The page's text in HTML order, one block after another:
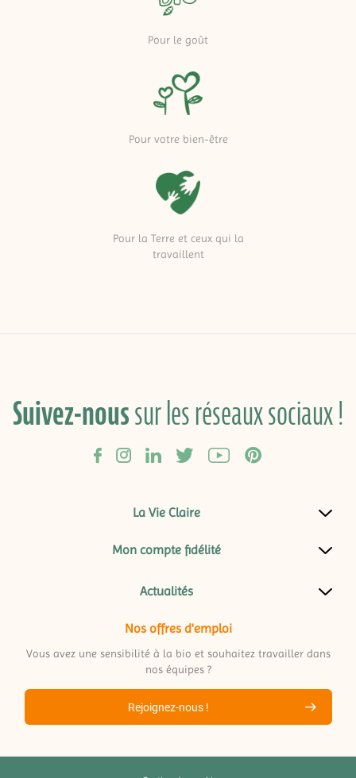
Pour le goût
Pour votre bien-être
Pour la Terre et ceux qui la
travaillent
Suivez-noussur les réseaux sociaux !
La Vie Claire
Mon compte fidélité
Actualités
Nos offres d'emploi
Vous avez une sensibilité à la bio et souhaitez travailler dans
nos équipes ?
Rejoignez-nous !